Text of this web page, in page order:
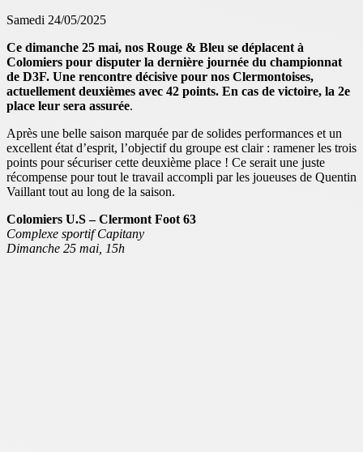
Samedi 24/05/2025
Ce dimanche 25 mai, nos Rouge & Bleu se déplacent à
Colomiers pour disputer la dernière journée du championnat
de D3F. Une rencontre décisive pour nos Clermontoises,
actuellement deuxièmes avec 42 points. En cas de victoire, la 2e
place leur sera assurée.
Après une belle saison marquée par de solides performances et un
excellent état d’esprit, l’objectif du groupe est clair : ramener les trois
points pour sécuriser cette deuxième place ! Ce serait une juste
récompense pour tout le travail accompli par les joueuses de Quentin
Vaillant tout au long de la saison.
Colomiers U.S – Clermont Foot 63
Complexe sportif Capitany
Dimanche 25 mai, 15h